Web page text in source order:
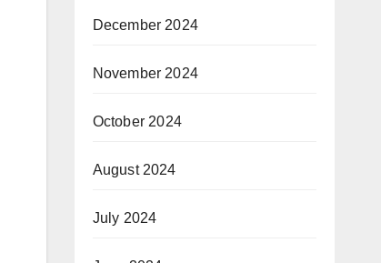
December 2024
November 2024
October 2024
August 2024
July 2024